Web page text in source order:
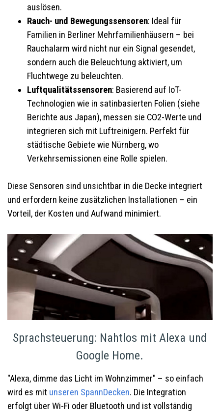
auslösen.
Rauch- und Bewegungssensoren: Ideal für
Familien in Berliner Mehrfamilienhäusern – bei
Rauchalarm wird nicht nur ein Signal gesendet,
sondern auch die Beleuchtung aktiviert, um
Fluchtwege zu beleuchten.
Luftqualitätssensoren: Basierend auf IoT-
Technologien wie in satinbasierten Folien (siehe
Berichte aus Japan), messen sie CO2-Werte und
integrieren sich mit Luftreinigern. Perfekt für
städtische Gebiete wie Nürnberg, wo
Verkehrsemissionen eine Rolle spielen.
Diese Sensoren sind unsichtbar in die Decke integriert
und erfordern keine zusätzlichen Installationen – ein
Vorteil, der Kosten und Aufwand minimiert.
Sprachsteuerung: Nahtlos mit Alexa und
Google Home.
"Alexa, dimme das Licht im Wohnzimmer" – so einfach
wird es mit unseren SpannDecken. Die Integration
erfolgt über Wi-Fi oder Bluetooth und ist vollständig